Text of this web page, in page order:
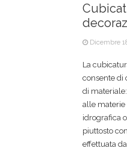
Dicembre
La
consente di
di
alle materie
idrografica
piuttosto
effettuata